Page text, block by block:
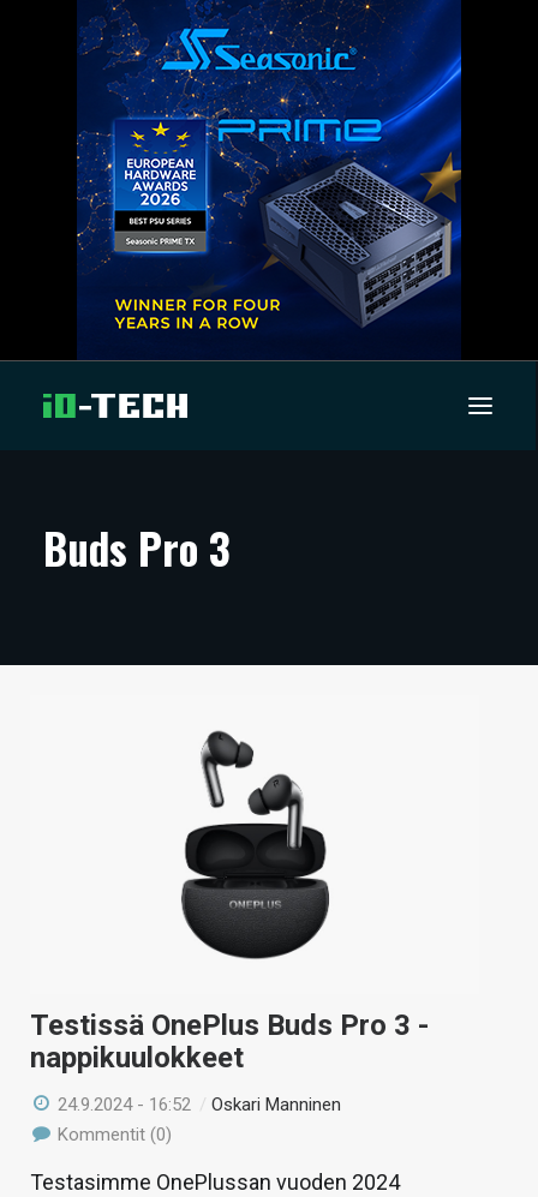
ARTIKKELIT
TECHBBS
Buds Pro 3
Testissä OnePlus Buds Pro 3 -
nappikuulokkeet
24.9.2024 - 16:52 /Oskari Manninen
Kommentit (0)
Testasimme OnePlussan vuoden 2024